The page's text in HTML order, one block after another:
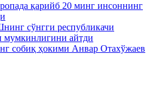
қарийб 20 минг инсоннинг
сўнгги республикачи
мумкинлигини айтди
собиқ ҳокими Анвар Отахўжаев